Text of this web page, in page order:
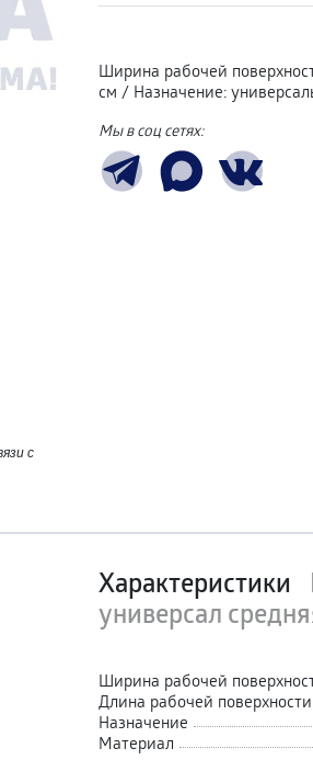
с
Ширина рабочей
см / Назначение:
Мы в соц сетях:
Характеристики
универсал
Ширина рабочей
Длина рабочей поверхности
Назначение
Материал